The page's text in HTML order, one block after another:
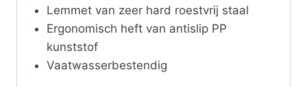
Lemmet van zeer hard roestvrij staal
Ergonomisch heft van antislip PP
kunststof
Vaatwasserbestendig